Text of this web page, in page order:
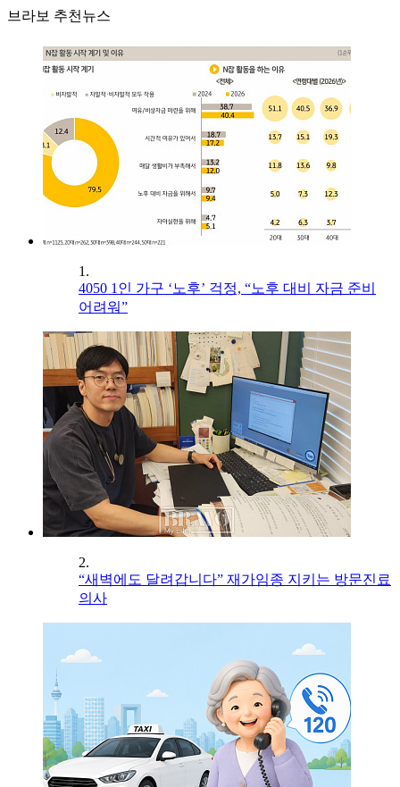
브라보 추천뉴스
1.
4050 1인 가구 ‘노후’ 걱정, “노후 대비 자금 준비
어려워”
2.
“새벽에도 달려갑니다” 재가임종 지키는 방문진료
의사